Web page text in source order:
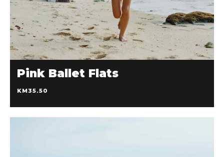
Pink Ballet Flats
KM35.50
DODAJ U KOŠARICU